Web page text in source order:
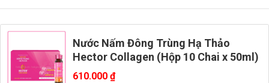
Nước Nấm Đông Trùng Hạ Thảo
Hector Collagen (Hộp 10 Chai x 50ml)
610.000 ₫